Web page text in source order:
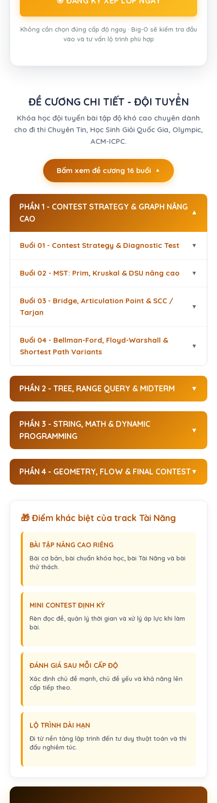
Không cần chọn đúng cấp độ ngay · Big-O sẽ kiểm tra đầu
vào và tư vấn lộ trình phù hợp
ĐỀ CƯƠNG CHI TIẾT - ĐỘI TUYỂN
Khóa học đội tuyển bài tập độ khó cao chuyên dành
cho đi thi Chuyên Tin, Học Sinh Giỏi Quốc Gia, Olympic,
ACM-ICPC.
Bấm xem đề cương 16 buổi
PHẦN 1 - CONTEST STRATEGY & GRAPH NÂNG
CAO
Buổi 01 - Contest Strategy & Diagnostic Test
Buổi 02 - MST: Prim, Kruskal & DSU nâng cao
Buổi 03 - Bridge, Articulation Point & SCC /
Tarjan
Buổi 04 - Bellman-Ford, Floyd-Warshall &
Shortest Path Variants
PHẦN 2 - TREE, RANGE QUERY & MIDTERM
PHẦN 3 - STRING, MATH & DYNAMIC
PROGRAMMING
PHẦN 4 - GEOMETRY, FLOW & FINAL CONTEST
🎁 Điểm khác biệt của track Tài Năng
BÀI TẬP NÂNG CAO RIÊNG
Bài cơ bản, bài chuẩn khóa học, bài Tài Năng và bài
thử thách.
MINI CONTEST ĐỊNH KỲ
Rèn đọc đề, quản lý thời gian và xử lý áp lực khi làm
bài.
ĐÁNH GIÁ SAU MỖI CẤP ĐỘ
Xác định chủ đề mạnh, chủ đề yếu và khả năng lên
cấp tiếp theo.
LỘ TRÌNH DÀI HẠN
Đi từ nền tảng lập trình đến tư duy thuật toán và thi
đấu nghiêm túc.